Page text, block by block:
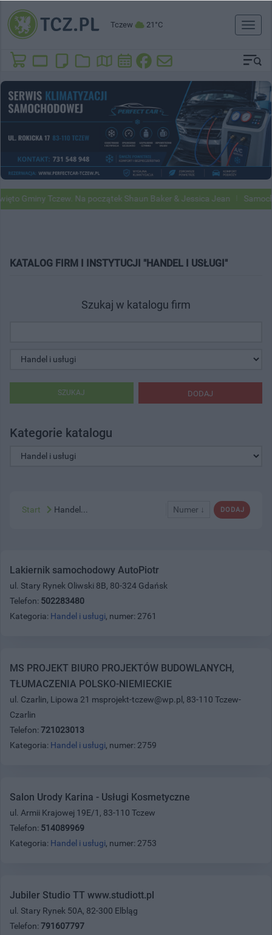
Tczew 21°C
Toggle
Gminy Tczew. Na początek Shaun Baker & Jessica Jean
KATALOG FIRM I INSTYTUCJI "HANDEL I USŁUGI"
Szukaj w katalogu firm
DODAJ
SZUKAJ
Kategorie katalogu
DODAJ
Numer ↓
Start Handel...
Lakiernik samochodowy AutoPiotr
ul. Stary Rynek Oliwski 8B, 80-324 Gdańsk
Telefon: 502283480
Kategoria: Handel i usługi, numer: 2761
MS PROJEKT BIURO PROJEKTÓW BUDOWLANYCH,
TŁUMACZENIA POLSKO-NIEMIECKIE
ul. Czarlin, Lipowa 21 msprojekt-tczew@wp.pl, 83-110 Tczew-
Czarlin
Telefon: 721023013
Kategoria: Handel i usługi, numer: 2759
Salon Urody Karina - Usługi Kosmetyczne
ul. Armii Krajowej 19E/1, 83-110 Tczew
Telefon: 514089969
Kategoria: Handel i usługi, numer: 2753
Jubiler Studio TT www.studiott.pl
ul. Stary Rynek 50A, 82-300 Elbląg
Telefon: 791607797